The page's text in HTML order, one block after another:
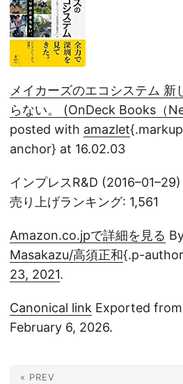
メイカーズのエコシステム 新
らない。 (OnDeck Books（
posted with amazlet
anchor} at 16.02.03
インプレスR&D (2016–01–29)
売り上げランキング: 1,561
Amazon.co.jpで詳細を見る
Masakazu/高須正和{.p-
23, 2021.
Canonical link Exported from
February 6, 2026.
« PREV